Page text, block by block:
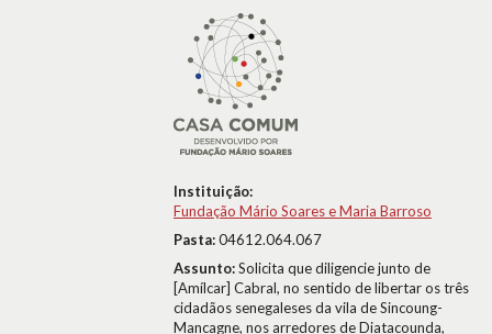
Instituição:
Fundação Mário Soares e Maria Barroso
Pasta:04612.064.067
Assunto:Solicita que diligencie junto de
[Amílcar] Cabral, no sentido de libertar os três
cidadãos senegaleses da vila de Sincoung-
Mancagne, nos arredores de Diatacounda,